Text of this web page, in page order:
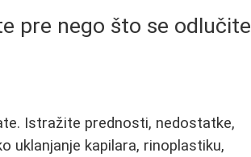
pre nego što se odlučite
Istražite prednosti, nedostatke,
uklanjanje kapilara, rinoplastiku,